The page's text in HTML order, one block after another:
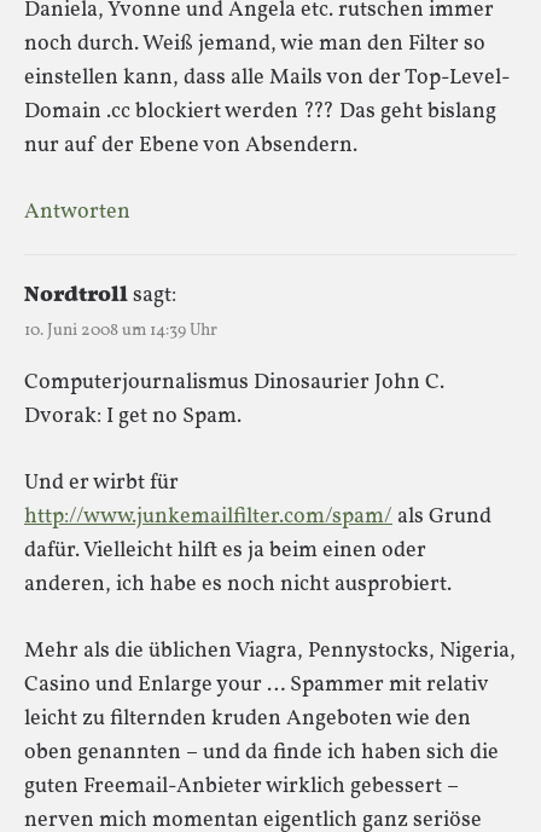
Daniela, Yvonne und Angela etc. rutschen immer
noch durch. Weiß jemand, wie man den Filter so
einstellen kann, dass alle Mails von der Top-Level-
Domain .cc blockiert werden ??? Das geht bislang
nur auf der Ebene von Absendern.
Antworten
Nordtrollsagt:
10. Juni 2008 um 14:39 Uhr
Computerjournalismus Dinosaurier John C.
Dvorak: I get no Spam.
Und er wirbt für
http://www.junkemailfilter.com/spam/ als Grund
dafür. Vielleicht hilft es ja beim einen oder
anderen, ich habe es noch nicht ausprobiert.
Mehr als die üblichen Viagra, Pennystocks, Nigeria,
Casino und Enlarge your … Spammer mit relativ
leicht zu filternden kruden Angeboten wie den
oben genannten – und da finde ich haben sich die
guten Freemail-Anbieter wirklich gebessert –
nerven mich momentan eigentlich ganz seriöse